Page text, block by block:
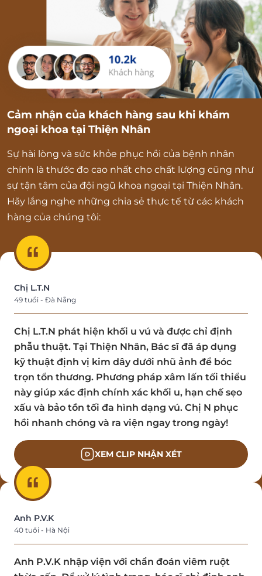
Cảm nhận của khách hàng sau khi khám
ngoại khoa tại Thiện Nhân
Sự hài lòng và sức khỏe phục hồi của bệnh nhân
chính là thước đo cao nhất cho chất lượng cũng như
sự tận tâm của đội ngũ khoa ngoại tại Thiện Nhân.
Hãy lắng nghe những chia sẻ thực tế từ các khách
hàng của chúng tôi:
Chị L.T.N
49 tuổi - Đà Nẵng
Chị L.T.N phát hiện khối u vú và được chỉ định
phẫu thuật. Tại Thiện Nhân, Bác sĩ đã áp dụng
kỹ thuật định vị kim dây dưới nhũ ảnh để bóc
trọn tổn thương. Phương pháp xâm lấn tối thiểu
này giúp xác định chính xác khối u, hạn chế sẹo
xấu và bảo tồn tối đa hình dạng vú. Chị N phục
hồi nhanh chóng và ra viện ngay trong ngày!
XEM CLIP NHẬN XÉT
Anh P.V.K
40 tuổi - Hà Nội
Anh P.V.K nhập viện với chẩn đoán viêm ruột